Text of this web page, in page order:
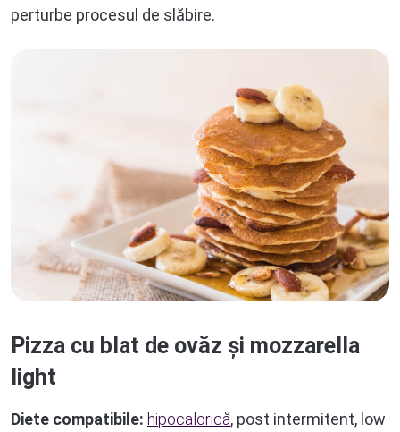
perturbe procesul de slăbire.
Pizza cu blat de ovăz și mozzarella
light
Diete compatibile: hipocalorică, post intermitent, low